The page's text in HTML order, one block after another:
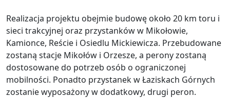
Realizacja projektu obejmie budowę około 20 km toru i
sieci trakcyjnej oraz przystanków w Mikołowie,
Kamionce, Reście i Osiedlu Mickiewicza. Przebudowane
zostaną stacje Mikołów i Orzesze, a perony zostaną
dostosowane do potrzeb osób o ograniczonej
mobilności. Ponadto przystanek w Łaziskach Górnych
zostanie wyposażony w dodatkowy, drugi peron.